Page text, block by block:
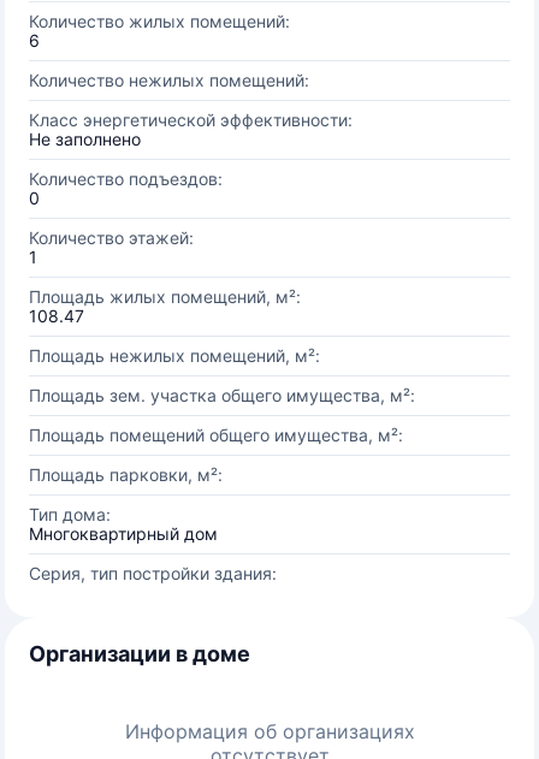
Количество жилых помещений:
6
Количество нежилых помещений:
Класс энергетической эффективности:
Не заполнено
Количество подъездов:
0
Количество этажей:
1
Площадь жилых помещений, м²:
108.47
Площадь нежилых помещений, м²:
Площадь зем. участка общего имущества, м²:
Площадь помещений общего имущества, м²:
Площадь парковки, м²:
Тип дома:
Многоквартирный дом
Серия, тип постройки здания:
Организации в доме
Информация об организациях